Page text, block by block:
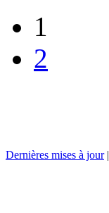
1
2
Dernières mises à jour|